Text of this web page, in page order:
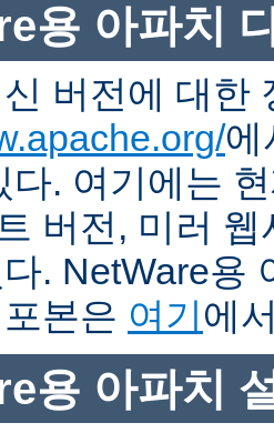
용 아파치
버전에 대한
에
다. 여기에는
버전, 미러
. NetWare용
본은 여기에
용 아파치